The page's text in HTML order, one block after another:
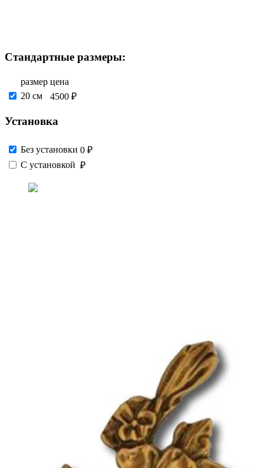
Стандартные размеры:
размер цена
20 см
4500 ₽
Установка
Без установки 0 ₽
С установкой ₽